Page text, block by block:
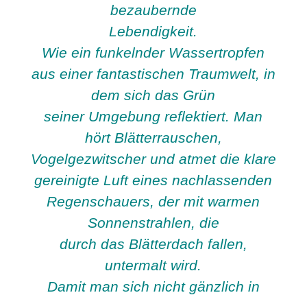
bezaubernde
Lebendigkeit.
Wie ein funkelnder Wassertropfen
aus einer fantastischen Traumwelt, in
dem sich das Grün
seiner Umgebung reflektiert. Man
hört Blätterrauschen,
Vogelgezwitscher und atmet die klare
gereinigte Luft eines nachlassenden
Regenschauers, der mit warmen
Sonnenstrahlen, die
durch das Blätterdach fallen,
untermalt wird.
Damit man sich nicht gänzlich in